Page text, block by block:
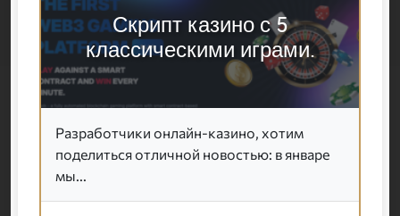
Скрипт казино с 5
классическими играми.
Разработчики онлайн-казино, хотим
поделиться отличной новостью: в январе
мы...